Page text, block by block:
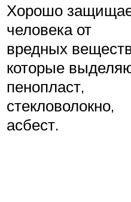
Хорошо
человека от
вредных
которые
пенопласт,
стекловолокно,
асбест.